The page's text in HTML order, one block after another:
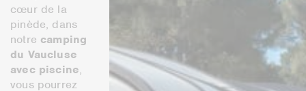
cœur de la
pinède, dans
notre camping
du Vaucluse
avec piscine,
vous pourrez